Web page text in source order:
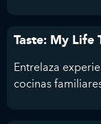
Taste: My Life
Entrelaza
cocinas